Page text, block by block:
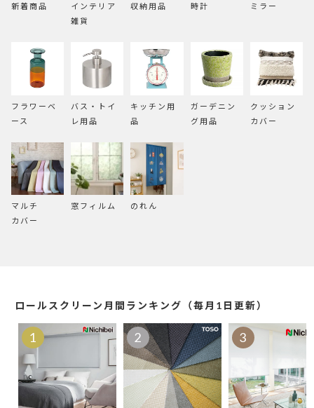
新着商品
インテリア
雑貨
収納用品 時計 ミラー
フラワーベ
ース
バス・トイ
レ用品
キッチン用
品
ガーデニン
グ用品
クッション
カバー
マルチ
カバー
窓フィルム のれん
ロールスクリーン月間ランキング（毎月1日更新）